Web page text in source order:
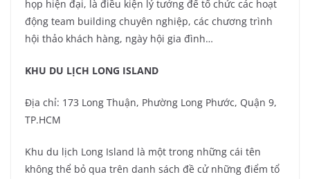
họp hiện đại, là điều kiện lý tưởng để tổ chức các hoạt
động team building chuyên nghiệp, các chương trình
hội thảo khách hàng, ngày hội gia đình…
KHU DU LỊCH LONG ISLAND
Địa chỉ: 173 Long Thuận, Phường Long Phước, Quận 9,
TP.HCM
Khu du lịch Long Island là một trong những cái tên
không thể bỏ qua trên danh sách đề cử những điểm tổ